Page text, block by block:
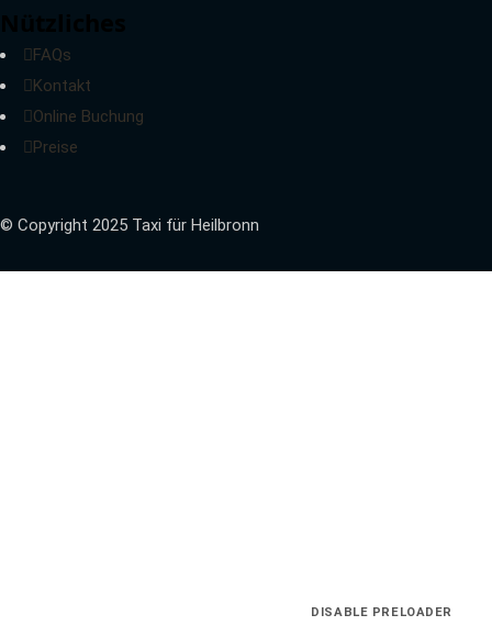
DISABLE PRELOADER
FAQs
Kontakt
Online Buchung
Preise
© Copyright 2025 Taxi für Heilbronn